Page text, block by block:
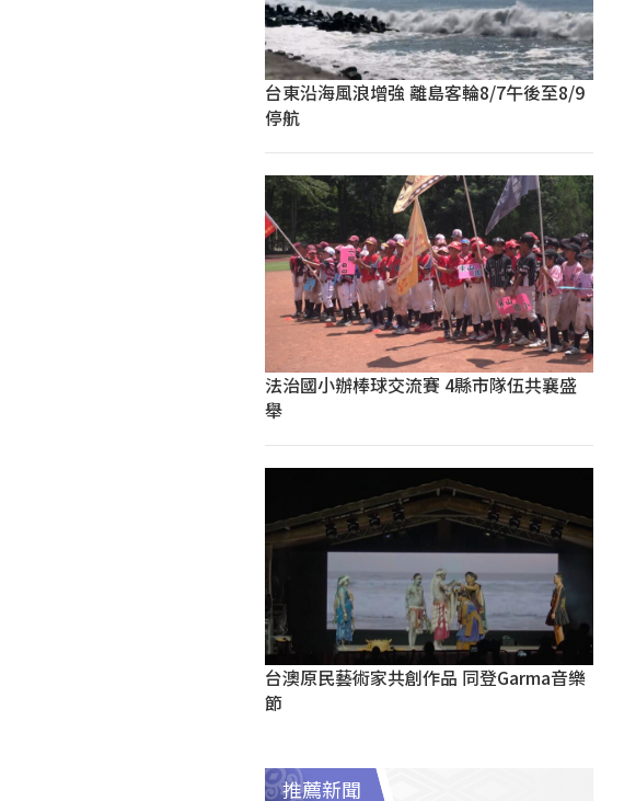
台東沿海風浪增強 離島客輪8/7午後至8/9
停航
法治國小辦棒球交流賽 4縣市隊伍共襄盛
舉
台澳原民藝術家共創作品 同登Garma音樂
節
推薦新聞